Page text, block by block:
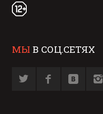
МЫ В СОЦ.СЕТЯХ